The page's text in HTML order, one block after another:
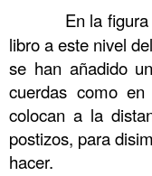
En la
libro a este nivel
se han añadido
cuerdas como
colocan a la
postizos, para
hacer.